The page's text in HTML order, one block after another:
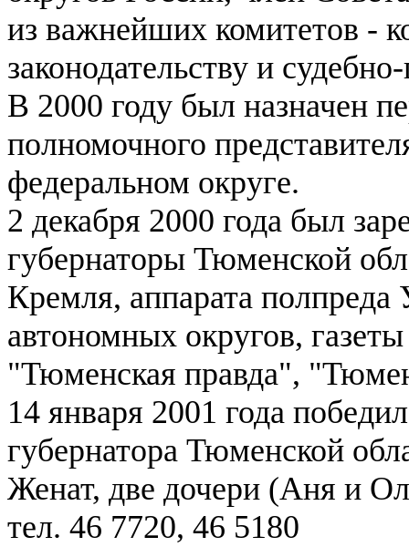
из важнейших комитетов -
законодательству и
В 2000 году был назначен
полномочного
федеральном округе.
2 декабря 2000 года был
губернаторы Тюменской
Кремля, аппарата
автономных округов,
"Тюменская правда",
14 января 2001 года
губернатора Тюменской
Женат, две дочери (Аня и
тел. 46 7720, 46 5180